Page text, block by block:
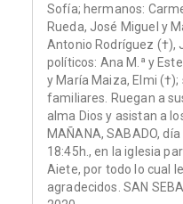
Sofía; hermanos:
Rueda, José Miguel y
Antonio Rodríguez (†),
políticos: Ana M.ª y
y María Maiza, Elmi
familiares. Ruegan a
alma Dios y asistan a
MAÑANA, SABADO,
18:45h., en la iglesia
Aiete, por todo lo cual
agradecidos. SAN